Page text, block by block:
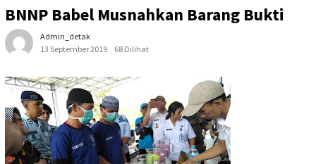
BNNP Babel Musnahkan Barang Bukti
Admin_detak
13 September 2019
68 Dilihat